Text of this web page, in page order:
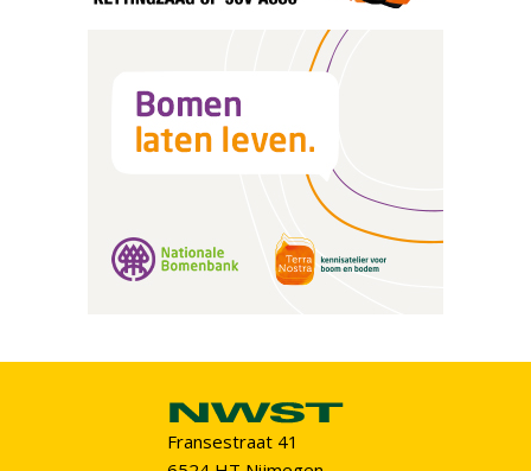
Fransestraat 41